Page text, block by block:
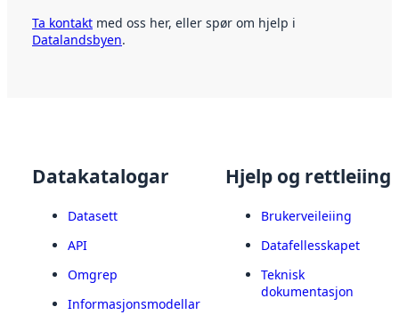
Ta kontakt med oss her, eller spør om hjelp i
Datalandsbyen.
Datakatalogar
Datasett
API
Omgrep
Informasjonsmodellar
Hjelp og rettleiing
Brukerveileiing
Datafellesskapet
Teknisk
dokumentasjon